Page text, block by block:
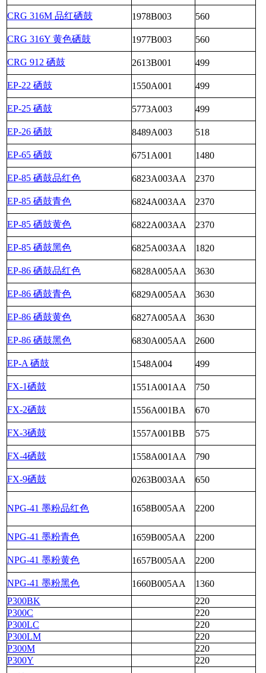
CRG 316M 品红硒鼓 1978B003 560
CRG 316Y 黄色硒鼓 1977B003 560
CRG 912 硒鼓 2613B001 499
EP-22 硒鼓 1550A001 499
EP-25 硒鼓 5773A003 499
EP-26 硒鼓 8489A003 518
EP-65 硒鼓 6751A001 1480
EP-85 硒鼓品红色 6823A003AA 2370
EP-85 硒鼓青色 6824A003AA 2370
EP-85 硒鼓黄色 6822A003AA 2370
EP-85 硒鼓黑色 6825A003AA 1820
EP-86 硒鼓品红色 6828A005AA 3630
EP-86 硒鼓青色 6829A005AA 3630
EP-86 硒鼓黄色 6827A005AA 3630
EP-86 硒鼓黑色 6830A005AA 2600
EP-A 硒鼓 1548A004 499
FX-1硒鼓 1551A001AA 750
FX-2硒鼓 1556A001BA 670
FX-3硒鼓 1557A001BB 575
FX-4硒鼓 1558A001AA 790
FX-9硒鼓 0263B003AA 650
NPG-41 墨粉品红色 1658B005AA 2200
NPG-41 墨粉青色 1659B005AA 2200
NPG-41 墨粉黄色 1657B005AA 2200
NPG-41 墨粉黑色 1660B005AA
1360
P300BK
220
P300C
220
P300LC
220
P300LM
220
P300M
220
P300Y
220